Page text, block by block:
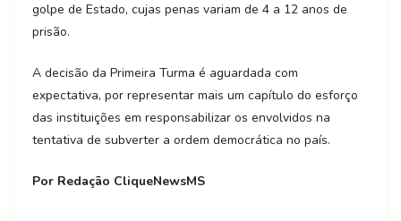
golpe de Estado, cujas penas variam de 4 a 12 anos de
prisão.
A decisão da Primeira Turma é aguardada com
expectativa, por representar mais um capítulo do esforço
das instituições em responsabilizar os envolvidos na
tentativa de subverter a ordem democrática no país.
Por Redação CliqueNewsMS